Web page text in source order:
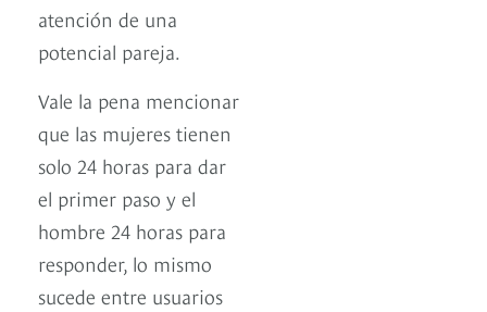
atención de una
potencial pareja.
Vale la pena mencionar
que las mujeres tienen
solo 24 horas para dar
el primer paso y el
hombre 24 horas para
responder, lo mismo
sucede entre usuarios